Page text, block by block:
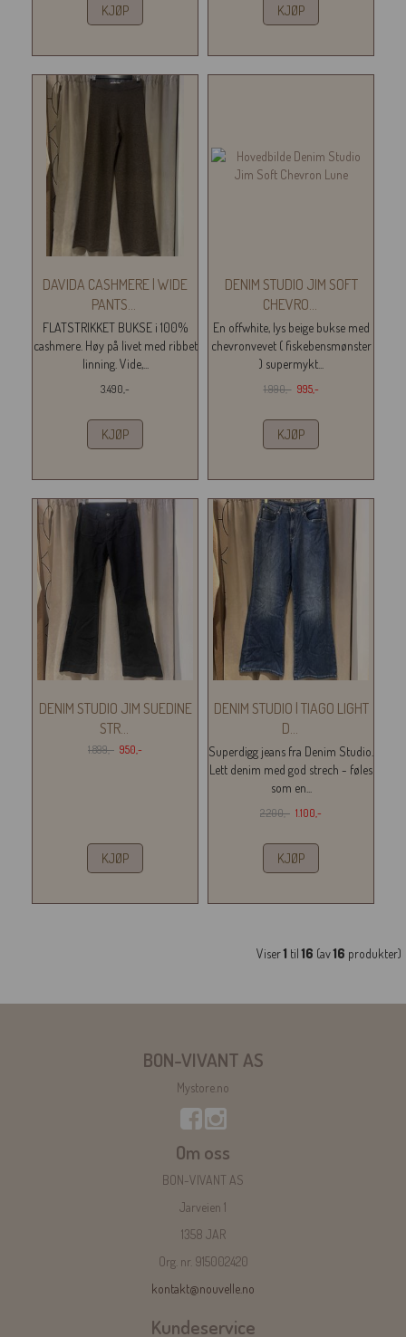
KJØP KJØP
DAVIDA CASHMERE | WIDE
PANTS...
FLATSTRIKKET BUKSE i 100%
cashmere. Høy på livet med ribbet
linning. Vide,...
3.490,-
KJØP
DENIM STUDIO JIM SOFT
CHEVRO...
En offwhite, lys beige bukse med
chevronvevet ( fiskebensmønster
) supermykt...
1.990,- 995,-
KJØP
DENIM STUDIO JIM SUEDINE
STR...
1.899,- 950,-
KJØP
DENIM STUDIO | TIAGO LIGHT
D...
Superdigg jeans fra Denim Studio.
Lett denim med god strech - føles
som en...
2.200,- 1.100,-
KJØP
Viser1 til16 (av16 produkter)
BON-VIVANT AS
Mystore.no
Om oss
BON-VIVANT AS
Jarveien 1
1358 JAR
Org. nr. 915002420
kontakt@nouvelle.no
Kundeservice